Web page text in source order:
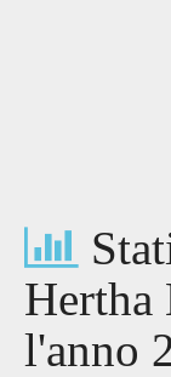
Hertha
l'anno